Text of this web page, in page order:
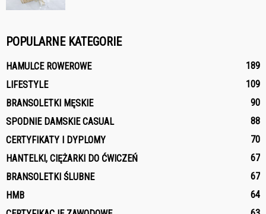
POPULARNE KATEGORIE
HAMULCE ROWEROWE
189
LIFESTYLE
109
BRANSOLETKI MĘSKIE
90
SPODNIE DAMSKIE CASUAL
88
CERTYFIKATY I DYPLOMY
70
HANTELKI, CIĘŻARKI DO ĆWICZEŃ
67
BRANSOLETKI ŚLUBNE
67
HMB
64